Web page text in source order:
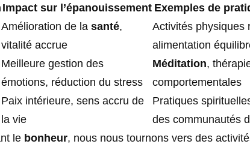
Impact sur l’épanouissement Exemples de
Amélioration de la santé,
vitalité accrue
Activités physiques
alimentation
Meilleure gestion des
émotions, réduction du stress
Méditation,
comportementales
Paix intérieure, sens accru de
la vie
Pratiques
des communautés
le bonheur, nous nous tournons vers des